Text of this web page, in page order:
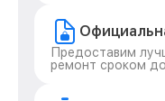
Предоставим
ремонт сроком до